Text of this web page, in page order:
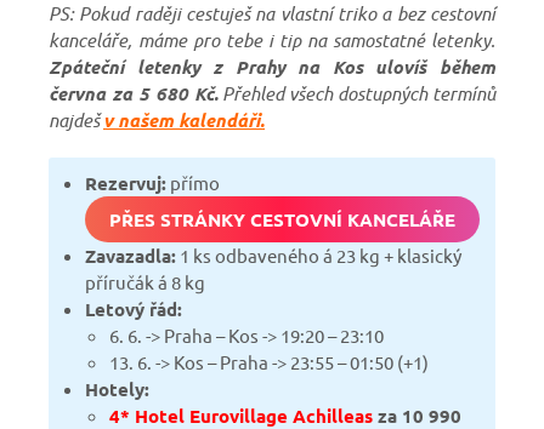
PS: Pokud raději cestuješ na vlastní triko a bez cestovní
kanceláře, máme pro tebe i tip na samostatné letenky.
Zpáteční letenky z Prahy na Kos ulovíš během
června za 5 680 Kč.Přehled všech dostupných termínů
najdešv našem kalendáři.
Rezervuj: přímo
PŘES STRÁNKY CESTOVNÍ KANCELÁŘE
Zavazadla: 1 ks odbaveného á 23 kg + klasický
příručák á 8 kg
Letový řád:
6. 6. -> Praha – Kos -> 19:20 – 23:10
13. 6. -> Kos – Praha -> 23:55 – 01:50 (+1)
Hotely:
4* Hotel Eurovillage Achilleas za 10 990